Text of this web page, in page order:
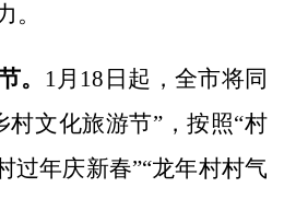
。
。 1月18日起，全市将同
村文化旅游节”，按照“村
过年庆新春”“龙年村村气